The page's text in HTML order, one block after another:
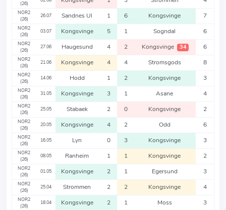
(26)
NOR2
(26)
26.07 Sandnes Ul 1 6 Kongsvinge 7
NOR2
(26)
03.07 Kongsvinge 5 1 Sogndal 6
NOR2
(26)
27.06 Haugesund 4 2 Kongsvinge 34 6
NOR2
(26)
21.06 Kongsvinge 4 4 Stromsgods 8
NOR2
(26)
14.06 Hodd 1 2 Kongsvinge 3
NOR2
(26)
31.05 Kongsvinge 3 1 Asane 4
NOR2
(26)
25.05 Stabaek 2 0 Kongsvinge 2
NOR2
(26)
20.05 Kongsvinge 4 2 Odd 6
NOR2
(26)
16.05 Lyn 0 3 Kongsvinge 3
NOR2
(26)
08.05 Ranheim 1 1 Kongsvinge 2
NOR2
(26)
01.05 Kongsvinge 2 1 Egersund 3
NOR2
(26)
25.04 Strommen 2 2 Kongsvinge 4
NOR2
(26)
18.04 Kongsvinge 2 1 Moss 3